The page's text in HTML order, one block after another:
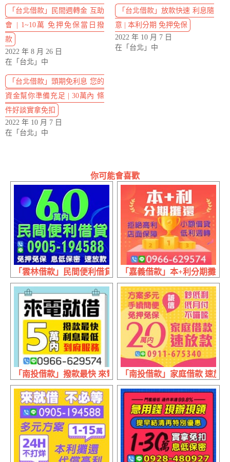
「台北借款」民間週轉金 互助
會 | 1~10萬 免押免保當日撥
款
2022 年 8 月 26 日
在「台北」中
「台北借款」放款快速 利息隨
意 | 本利分期 免押免保
2022 年 10 月 7 日
在「台北」中
「台北借款」頭期免利息 您的
資金幫你準備充足 | 30萬內 條
件好談實拿免扣
2022 年 10 月 7 日
在「台北」中
你可能會喜歡
「雲林借款」民間便利借貸 免押免保 | 60萬內 息低保密速
「嘉義借款」本+利分期攤還
「南投借款」撥款最快 來電就借 | 5萬內 利息最低到府服務
「南投借款」家庭借款 速放